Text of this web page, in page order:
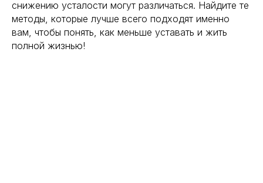
снижению усталости могут различаться. Найдите те
методы, которые лучше всего подходят именно
вам, чтобы понять, как меньше уставать и жить
полной жизнью!